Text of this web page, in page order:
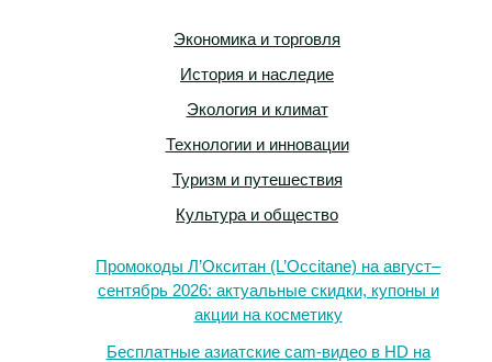
Экономика и торговля
История и наследие
Экология и климат
Технологии и инновации
Туризм и путешествия
Культура и общество
Промокоды Л’Окситан (L’Occitane) на август–
сентябрь 2026: актуальные скидки, купоны и
акции на косметику
Бесплатные азиатские cam-видео в HD на